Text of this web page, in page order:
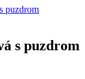
s puzdrom